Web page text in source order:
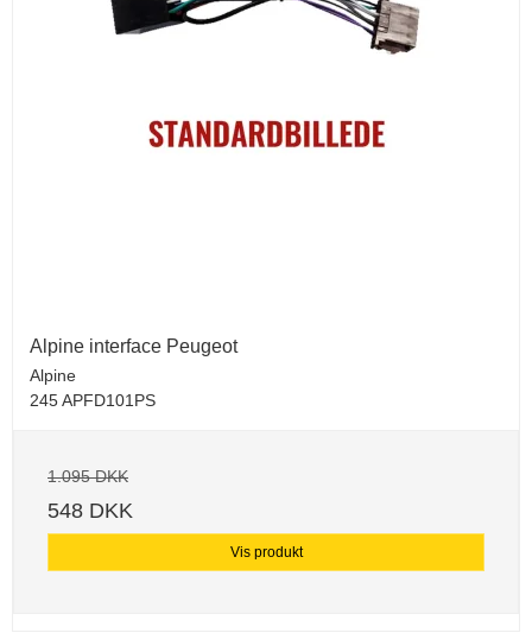
Alpine interface Peugeot
Alpine
245 APFD101PS
1.095 DKK
548 DKK
Vis produkt